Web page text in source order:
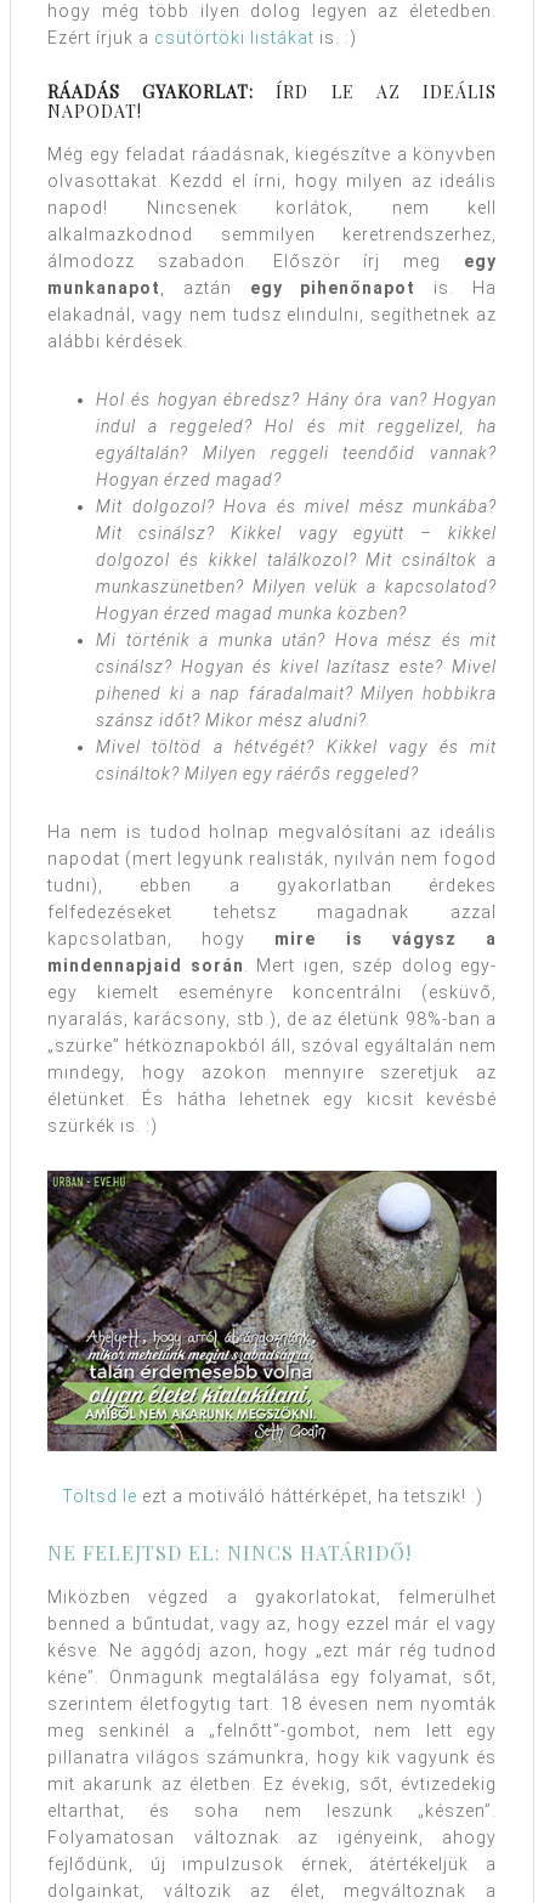
hogy még több ilyen dolog legyen az életedben.
Ezért írjuk a csütörtöki listákat is. :)
RÁADÁS GYAKORLAT: ÍRD LE AZ IDEÁLIS
NAPODAT!
Még egy feladat ráadásnak, kiegészítve a könyvben
olvasottakat. Kezdd el írni, hogy milyen az ideális
napod! Nincsenek korlátok, nem kell
alkalmazkodnod semmilyen keretrendszerhez,
álmodozz szabadon. Először írj meg egy
munkanapot
, aztán egy pihenőnapot
is. Ha
elakadnál, vagy nem tudsz elindulni, segíthetnek az
alábbi kérdések.
Hol és hogyan ébredsz? Hány óra van? Hogyan
indul a reggeled? Hol és mit reggelizel, ha
egyáltalán? Milyen reggeli teendőid vannak?
Hogyan érzed magad?
Mit dolgozol? Hova és mivel mész munkába?
Mit csinálsz? Kikkel vagy együtt – kikkel
dolgozol és kikkel találkozol? Mit csináltok a
munkaszünetben? Milyen velük a kapcsolatod?
Hogyan érzed magad munka közben?
Mi történik a munka után? Hova mész és mit
csinálsz? Hogyan és kivel lazítasz este? Mivel
pihened ki a nap fáradalmait? Milyen hobbikra
szánsz időt? Mikor mész aludni?
Mivel töltöd a hétvégét? Kikkel vagy és mit
csináltok? Milyen egy ráérős reggeled?
Ha nem is tudod holnap megvalósítani az ideális
napodat (mert legyünk realisták, nyilván nem fogod
tudni), ebben a gyakorlatban érdekes
felfedezéseket tehetsz magadnak azzal
kapcsolatban, hogy mire is vágysz a
mindennapjaid során . Mert igen, szép dolog egy-
egy kiemelt eseményre koncentrálni (esküvő,
nyaralás, karácsony, stb.), de az életünk 98%-ban a
„szürke” hétköznapokból áll, szóval egyáltalán nem
mindegy, hogy azokon mennyire szeretjük az
életünket. És hátha lehetnek egy kicsit kevésbé
szürkék is. :)
Töltsd le ezt a motiváló háttérképet, ha tetszik! :)
NE FELEJTSD EL: NINCS HATÁRIDŐ!
Miközben végzed a gyakorlatokat, felmerülhet
benned a bűntudat, vagy az, hogy ezzel már el vagy
késve. Ne aggódj azon, hogy „ezt már rég tudnod
kéne”. Önmagunk megtalálása egy folyamat, sőt,
szerintem életfogytig tart. 18 évesen nem nyomták
meg senkinél a „felnőtt”-gombot, nem lett egy
pillanatra világos számunkra, hogy kik vagyunk és
mit akarunk az életben. Ez évekig, sőt, évtizedekig
eltarthat, és soha nem leszünk „készen”.
Folyamatosan változnak az igényeink, ahogy
fejlődünk, új impulzusok érnek, átértékeljük a
dolgainkat, változik az élet, megváltoznak a